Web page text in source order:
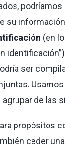
su
(en
ser
de las
propósitos
ceder